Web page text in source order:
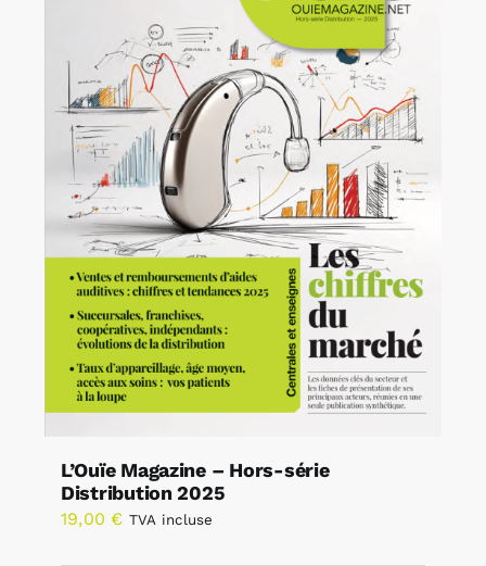
L’Ouïe Magazine – Hors-série
Distribution 2025
19,00 € TVA incluse